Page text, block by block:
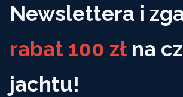
Newslettera i
rabat 100 zł na
jachtu!